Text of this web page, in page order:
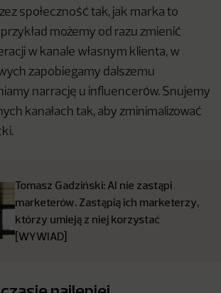
społeczność tak, jak marka to
przykład możemy od razu zmienić
w kanale własnym klienta, w
zapobiegamy dalszemu
narrację u influencerów. Snujemy
kanałach tak, aby zminimalizować
Tomasz Gadziński: AI nie zastąpi
marketerów. Zastąpią ich marketerzy,
którzy umieją z niej korzystać
[WYWIAD]